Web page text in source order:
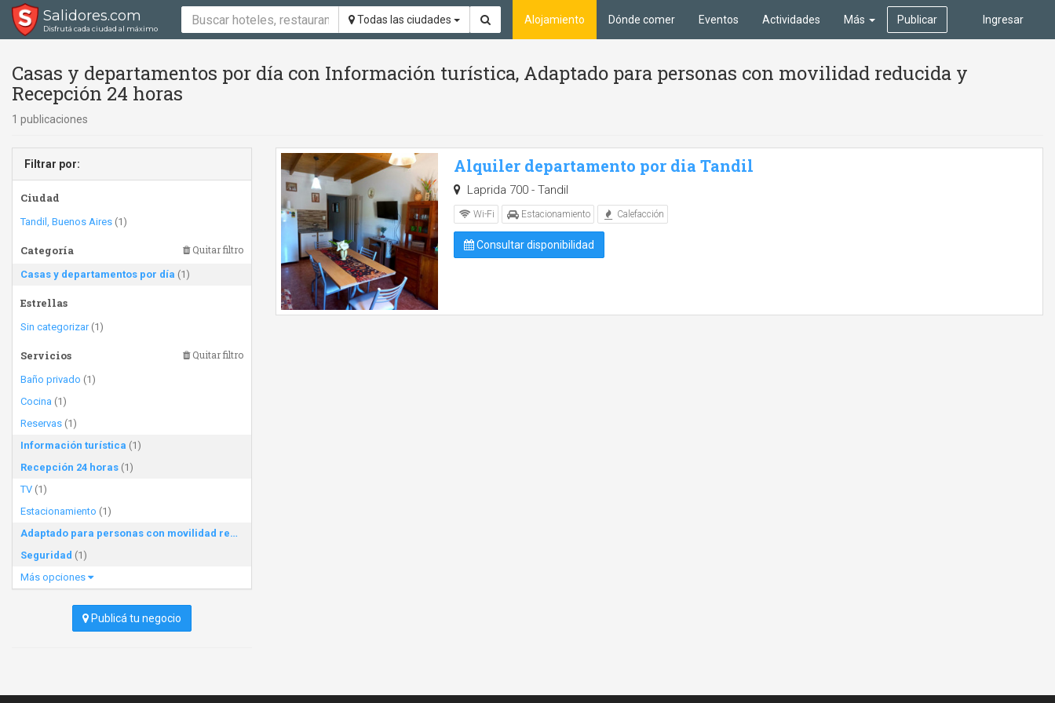
Salidores.com
Disfrutá cada ciudad al máximo
Todas las ciudades Ingresar
Alojamiento Dónde comer Eventos Actividades Más Publicar
Casas y departamentos por día con Información turística, Adaptado para personas con movilidad reducida y
Recepción 24 horas
1 publicaciones
Filtrar por:
Ciudad
Tandil, Buenos Aires (1)
Categoría Quitar filtro
Casas y departamentos por día (1)
Estrellas
Sin categorizar(1)
Servicios Quitar filtro
Baño privado (1)
Cocina (1)
Reservas (1)
Información turística (1)
Recepción 24 horas (1)
TV (1)
Estacionamiento (1)
Adaptado para personas con movilidad reducida
Seguridad (1)
Más opciones
Publicá tu negocio
Alquiler departamento por dia Tandil
Laprida 700 - Tandil
Wi-Fi Estacionamiento Calefacción
Consultar disponibilidad